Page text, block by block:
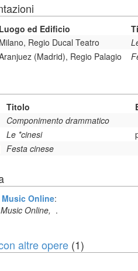
Luogo ed Edificio
Milano, Regio Ducal Teatro
(Madrid), Regio Palagio
Titolo
Componimento drammatico
Le *cinesi
Festa cinese
Online:
Online, .
altre opere (1)